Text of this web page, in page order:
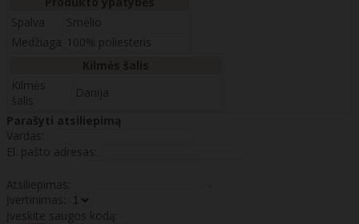
Spalva
Smėlio
Medžiaga 100% poliesteris
Kilmės
šalis
Danija
Parašyti atsiliepimą
Vardas:
El. pašto adresas:
Atsiliepimas:
Įvertinimas:
Įveskite saugos kodą: